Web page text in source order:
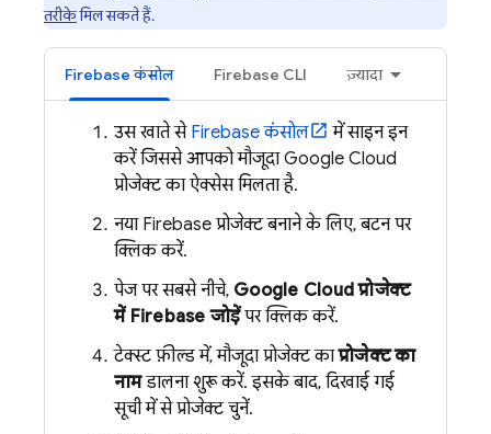
तरीकेमिल सकते हैं.
Firebaseकंसोल Firebase CLI ज़्यादा
उस खाते से Firebaseकंसोल
में साइन इन
करें जिससे आपको मौजूदाGoogle Cloud
प्रोजेक्ट का ऐक्सेस मिलता है.
नया Firebase प्रोजेक्ट बनाने के लिए, बटन पर
क्लिक करें.
पेज पर सबसे नीचे, Google Cloud प्रोजेक्ट
में Firebase जोड़ेंपर क्लिक करें.
टेक्स्ट फ़ील्ड में, मौजूदा प्रोजेक्ट काप्रोजेक्ट का
नामडालना शुरू करें. इसके बाद, दिखाई गई
सूची में से प्रोजेक्ट चुनें.